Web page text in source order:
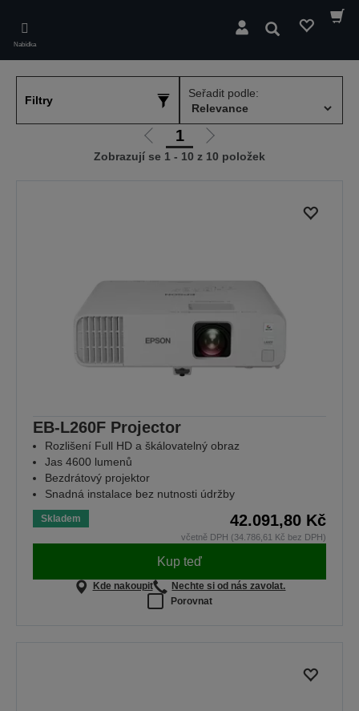
main
content
Nabídka
Hledat
Filtry
Seřadit podle:
Jít
na
1
Jít
na
Zobrazují se 1 - 10 z 10 položek
EB-L260F Projector
Rozlišení Full HD a škálovatelný obraz
Jas 4600 lumenů
Bezdrátový projektor
Snadná instalace bez nutnosti údržby
Skladem 42.091,80 Kč
včetně DPH (34.786,61 Kč bez DPH)
Kup teď
Kde nakoupit
Nechte si od nás zavolat.
Porovnat